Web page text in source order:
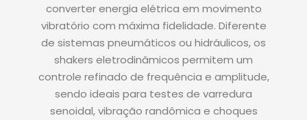
converter energia elétrica em movimento
vibratório com máxima fidelidade. Diferente
de sistemas pneumáticos ou hidráulicos, os
shakers eletrodinâmicos permitem um
controle refinado de frequência e amplitude,
sendo ideais para testes de varredura
senoidal, vibração randômica e choques